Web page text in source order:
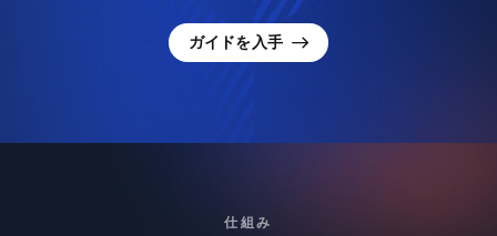
ガイドを入手
仕組み